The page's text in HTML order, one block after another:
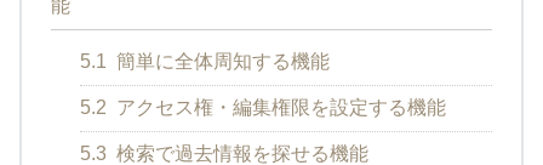
能
5.1 簡単に全体周知する機能
5.2 アクセス権・編集権限を設定する機能
5.3 検索で過去情報を探せる機能